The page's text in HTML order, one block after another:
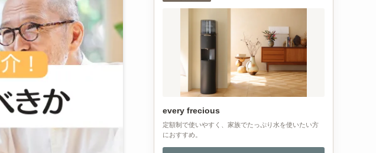
every frecious
定額制で使いやすく、家族でたっぷり水を使いたい方
におすすめ。